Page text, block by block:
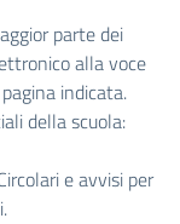
parte dei
alla voce
indicata.
della scuola:
e avvisi per